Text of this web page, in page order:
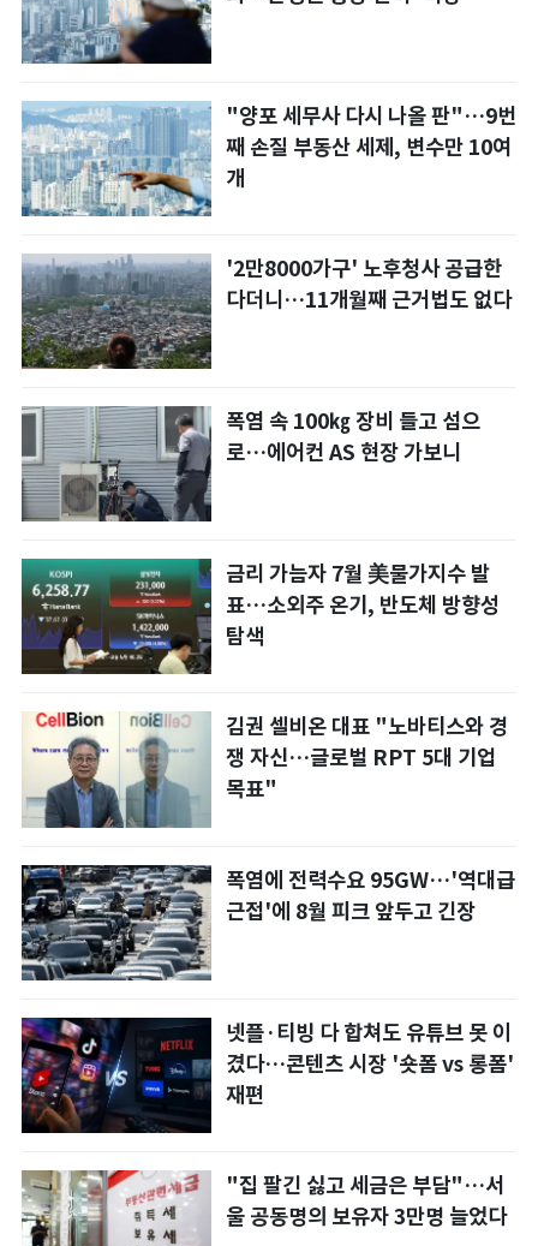
"양포 세무사 다시 나올 판"…9번
째 손질 부동산 세제, 변수만 10여
개
'2만8000가구' 노후청사 공급한
다더니…11개월째 근거법도 없다
폭염 속 100㎏ 장비 들고 섬으
로…에어컨 AS 현장 가보니
금리 가늠자 7월 美물가지수 발
표…소외주 온기, 반도체 방향성
탐색
김권 셀비온 대표 "노바티스와 경
쟁 자신…글로벌 RPT 5대 기업
목표"
폭염에 전력수요 95GW…'역대급
근접'에 8월 피크 앞두고 긴장
넷플·티빙 다 합쳐도 유튜브 못 이
겼다…콘텐츠 시장 '숏폼 vs 롱폼'
재편
"집 팔긴 싫고 세금은 부담"…서
울 공동명의 보유자 3만명 늘었다